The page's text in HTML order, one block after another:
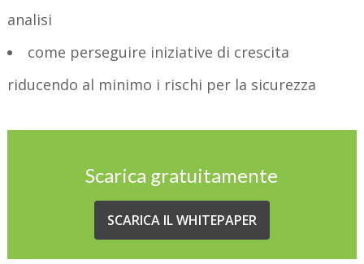
analisi
come perseguire iniziative di crescita
riducendo al minimo i rischi per la sicurezza
Scarica gratuitamente
SCARICA IL WHITEPAPER